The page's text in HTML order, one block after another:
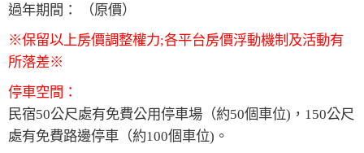
過年期間 ： （原價）
※保留以上房價調整權力;各平台房價浮動機制及活動有
所落差※
停車空間：
民宿50公尺處有免費公用停車場（約50個車位)，150公尺
處有免費路邊停車（約100個車位)。